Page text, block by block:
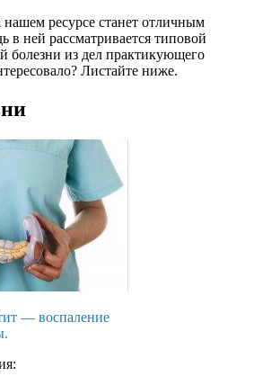
нашем ресурсе станет отличным
в ней рассматривается типовой
болезни из дел практикующего
Листайте ниже.
— воспаление